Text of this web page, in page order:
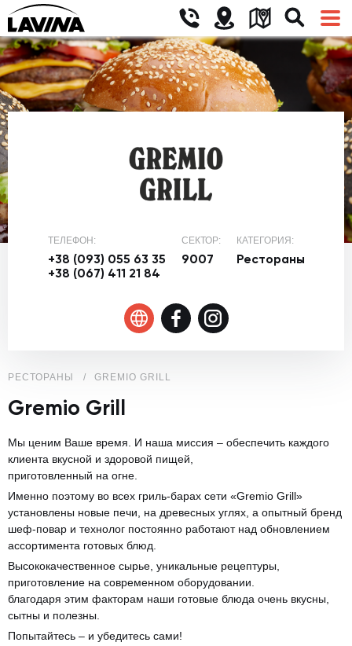
ТЕЛЕФОН:
+38 (093) 055 63 35
+38 (067) 411 21 84
СЕКТОР:
9007
КАТЕГОРИЯ:
Рестораны
РЕСТОРАНЫ GREMIO GRILL
Gremio Grill
Мы ценим Ваше время. И наша миссия – обеспечить каждого
клиента вкусной и здоровой пищей,
приготовленный на огне.
Именно поэтому во всех гриль-барах сети «Gremio Grill»
установлены новые печи, на древесных углях, а опытный бренд
шеф-повар и технолог постоянно работают над обновлением
ассортимента готовых блюд.
Высококачественное сырье, уникальные рецептуры,
приготовление на современном оборудовании.
благодаря этим факторам наши готовые блюда очень вкусны,
сытны и полезны.
Попытайтесь – и убедитесь сами!